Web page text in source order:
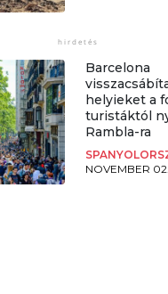
Barcelona
helyieket a
turistáktól
Rambla-ra
NOVEMBER 02.